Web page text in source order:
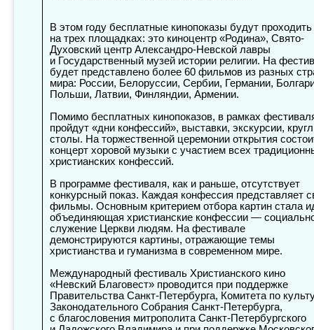
В этом году бесплатные кинопоказы будут проходить
на трех площадках: это киноцентр «Родина», Свято-
Духовский центр Александро-Невской лавры
и Государственный музей истории религии. На
будет представлено более 60 фильмов из разных
мира: России, Белоруссии, Сербии, Германии,
Польши, Латвии, Финляндии, Армении.
Помимо бесплатных кинопоказов, в рамках
пройдут «дни конфессий», выставки, экскурсии,
столы. На торжественной церемонии открытия
концерт хоровой музыки с участием всех
христианских конфессий.
В программе фестиваля, как и раньше, отсутствует
конкурсный показ. Каждая конфессия представляет
фильмы. Основным критерием отбора картин стала
объединяющая христианские конфессии —
служение Церкви людям. На фестивале
демонстрируются картины, отражающие темы
христианства и гуманизма в современном мире.
Международный фестиваль Христианского кино
«Невский Благовест» проводится при поддержке
Правительства Санкт-Петербурга, Комитета по
Законодательного Собрания Санкт-Петербурга,
с благословения митрополита Санкт-Петербургского